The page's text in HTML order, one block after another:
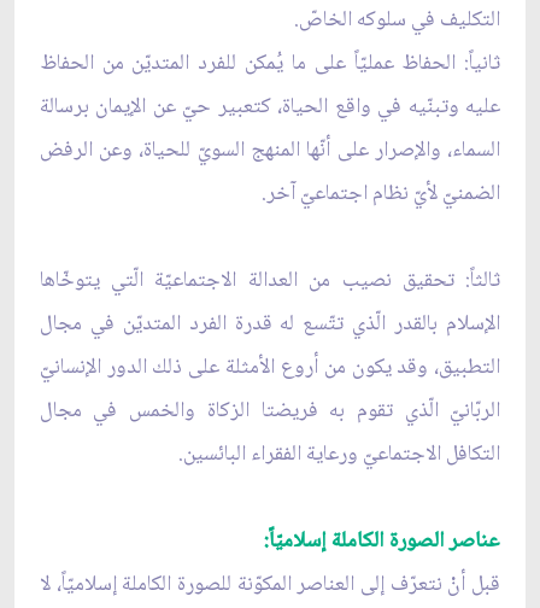
التكليف في سلوكه الخاصّ.
ثانياً: الحفاظ عمليّاً على ما يُمكن للفرد المتديّن من الحفاظ
عليه وتبنّيه في واقع الحياة، كتعبير حيّ عن الإيمان برسالة
السماء، والإصرار على أنّها المنهج السويّ للحياة، وعن الرفض
الضمنيّ لأيّ نظام اجتماعيّ آخر.
ثالثاً: تحقيق نصيب من العدالة الاجتماعيّة الّتي يتوخّاها
الإسلام بالقدر الّذي تتّسع له قدرة الفرد المتديّن في مجال
التطبيق، وقد يكون من أروع الأمثلة على ذلك الدور الإنسانيّ
الربّانيّ الّذي تقوم به فريضتا الزكاة والخمس في مجال
التكافل الاجتماعيّ ورعاية الفقراء البائسين.
عناصر الصورة الكاملة إسلاميّاً:
قبل أنْ نتعرّف إلى العناصر المكوّنة للصورة الكاملة إسلاميّاً، لا